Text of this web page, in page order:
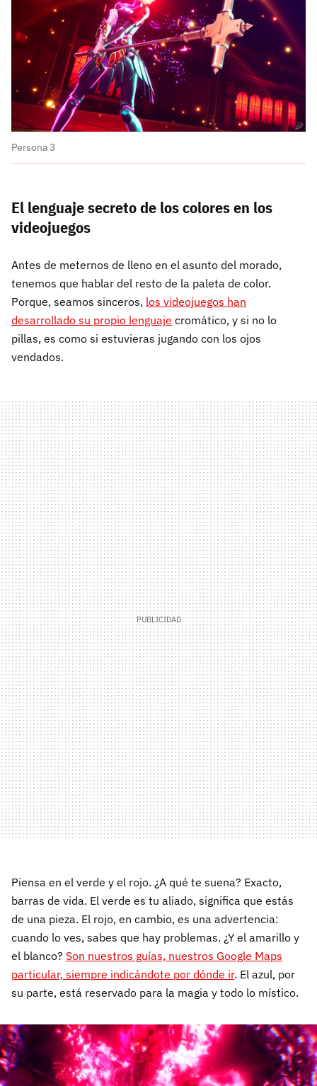
Persona 3
El lenguaje secreto de los colores en los
videojuegos
Antes de meternos de lleno en el asunto del morado,
tenemos que hablar del resto de la paleta de color.
Porque, seamos sinceros, los videojuegos han
desarrollado su propio lenguaje cromático, y si no lo
pillas, es como si estuvieras jugando con los ojos
vendados.
Piensa en el verde y el rojo. ¿A qué te suena? Exacto,
barras de vida. El verde es tu aliado, significa que estás
de una pieza. El rojo, en cambio, es una advertencia:
cuando lo ves, sabes que hay problemas. ¿Y el amarillo y
el blanco? Son nuestros guías, nuestros Google Maps
particular, siempre indicándote por dónde ir. El azul, por
su parte, está reservado para la magia y todo lo místico.